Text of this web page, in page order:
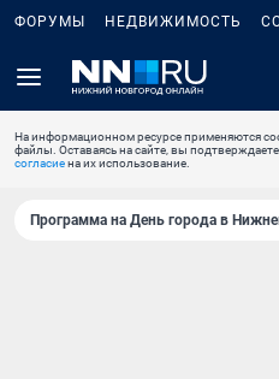
ФОРУМЫ НЕДВИЖИМОСТЬ
На информационном ресурсе применяются
файлы. Оставаясь на сайте, вы
согласиена их использование.
Программа на День города в